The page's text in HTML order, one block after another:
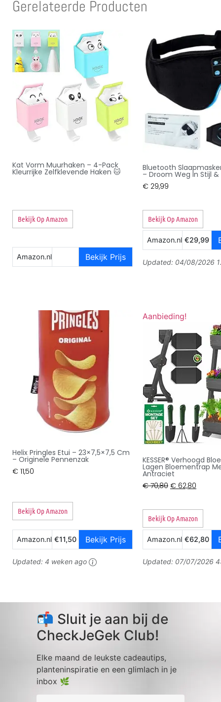
Gerelateerde Producten
Kat Vorm Muurhaken – 4-Pack
Kleurrijke Zelfklevende Haken 🐱
Bekijk Op Amazon
Amazon.nl Bekijk Prijs
Bluetooth
– Droom Weg In Stijl
€ 29,99
Bekijk Op Amazon
Amazon.nl €29,99
Updated: 04/08/2026
Helix Pringles Etui – 23×7,5×7,5 Cm
– Originele Pennenzak
€ 11,50
Bekijk Op Amazon
Amazon.nl €11,50 Bekijk Prijs
Updated: 4 weken ago
Aanbieding!
KESSER® Verhoogd
Lagen Bloementrap
Antraciet
€70,80 € 62,80
Bekijk Op Amazon
Amazon.nl €62,80
Updated: 07/07/2026
📬 Sluit je aan bij de
CheckJeGek Club!
Elke maand de leukste cadeautips,
planteninspiratie en een glimlach in je
inbox 🌿